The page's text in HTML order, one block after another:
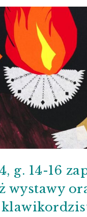
g. 14-16
wystawy